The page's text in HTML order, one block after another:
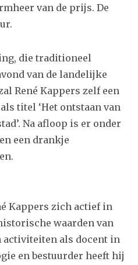
van de prijs. De
die traditioneel
van de landelijke
René Kappers zelf een
titel ‘Het ontstaan van
Na afloop is er onder
een drankje
Kappers zich actief in
waarden van
activiteiten als docent in
en bestuurder heeft hij